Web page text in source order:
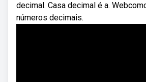
decimal. Casa decimal é a.
números decimais.